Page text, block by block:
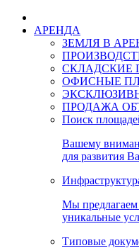
АРЕНДА
ЗЕМЛЯ В
СКЛАДСКИЕ
ОФИСНЫЕ
ПРОДАЖА
Поиск
Вашему
для развития
Мы предлагаем
уникальные
Типовые